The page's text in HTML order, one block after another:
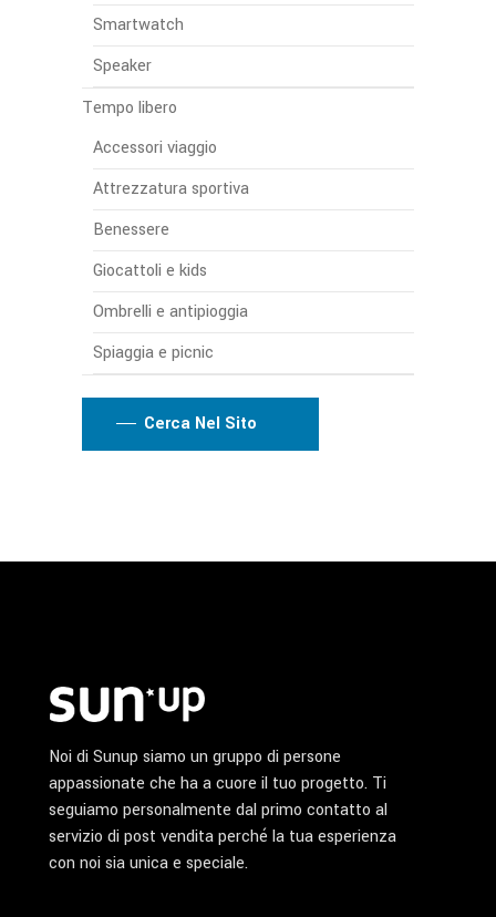
Smartwatch
Speaker
Tempo libero
Accessori viaggio
Attrezzatura sportiva
Benessere
Giocattoli e kids
Ombrelli e antipioggia
Spiaggia e picnic
Cerca Nel Sito
Noi di Sunup siamo un gruppo di persone
appassionate che ha a cuore il tuo progetto. Ti
seguiamo personalmente dal primo contatto al
servizio di post vendita perché la tua esperienza
con noi sia unica e speciale.